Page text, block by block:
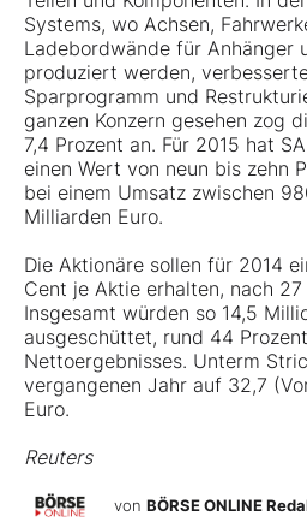
Systems, wo Achsen,
Ladebordwände für Anhänger
produziert werden,
Sparprogramm und
ganzen Konzern gesehen zog
7,4 Prozent an. Für 2015 hat
einen Wert von neun bis zehn
bei einem Umsatz zwischen
Milliarden Euro.
Die Aktionäre sollen für 2014
Cent je Aktie erhalten, nach
Insgesamt würden so 14,5
ausgeschüttet, rund 44
Nettoergebnisses. Unterm
vergangenen Jahr auf 32,7
Euro.
Reuters
von BÖRSE ONLINE